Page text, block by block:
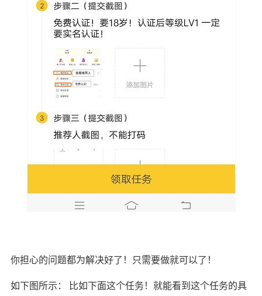
你担心的问题都为解决好了！只需要做就可以了！
如下图所示： 比如下面这个任务！就能看到这个任务的具